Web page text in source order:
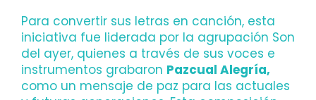
Para convertir sus letras en canción, esta
iniciativa fue liderada por la agrupación Son
del ayer, quienes a través de sus voces e
instrumentos grabaron Pazcual Alegría,
como un mensaje de paz para las actuales